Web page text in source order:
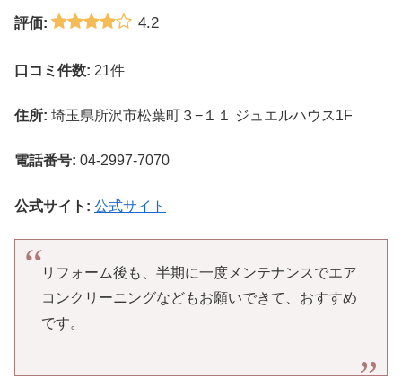
評価: 4.2
口コミ件数: 21件
住所: 埼玉県所沢市松葉町３−１１ ジュエルハウス1F
電話番号: 04-2997-7070
公式サイト: 公式サイト
リフォーム後も、半期に一度メンテナンスでエア
コンクリーニングなどもお願いできて、おすすめ
です。